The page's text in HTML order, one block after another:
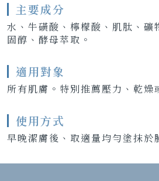
主要成分
水、牛磺酸、檸檬酸、肌肽、礦
固醇、酵母萃取。
適用對象
所有肌膚。特別推薦壓力、乾燥
使用方式
早晚潔膚後、取適量均勻塗抹於